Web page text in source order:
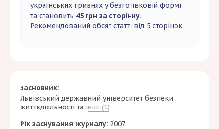
Засновник:
Львівський державний університет безпеки
життєдіяльності та інші (1)
Рік заснування журналу: 2007
українських гривнях у безготівковій формі
та становить 45 грн за сторінку.
Рекомендований обсяг статті від 5 сторінок.